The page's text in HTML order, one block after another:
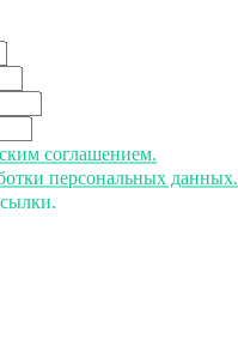
соглашением.
персональных данных.